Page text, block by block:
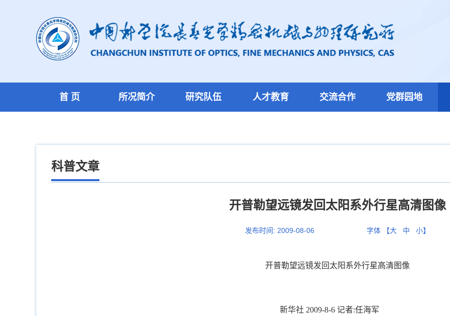
首 页 所况简介 研究队伍 人才教育 交流合作 党群园地
科普文章
开普勒望远镜发回太阳系外行星高清图像
发布时间: 2009-08-06 字体 【大 中 小】
开普勒望远镜发回太阳系外行星高清图像
新华社 2009-8-6 记者:任海军